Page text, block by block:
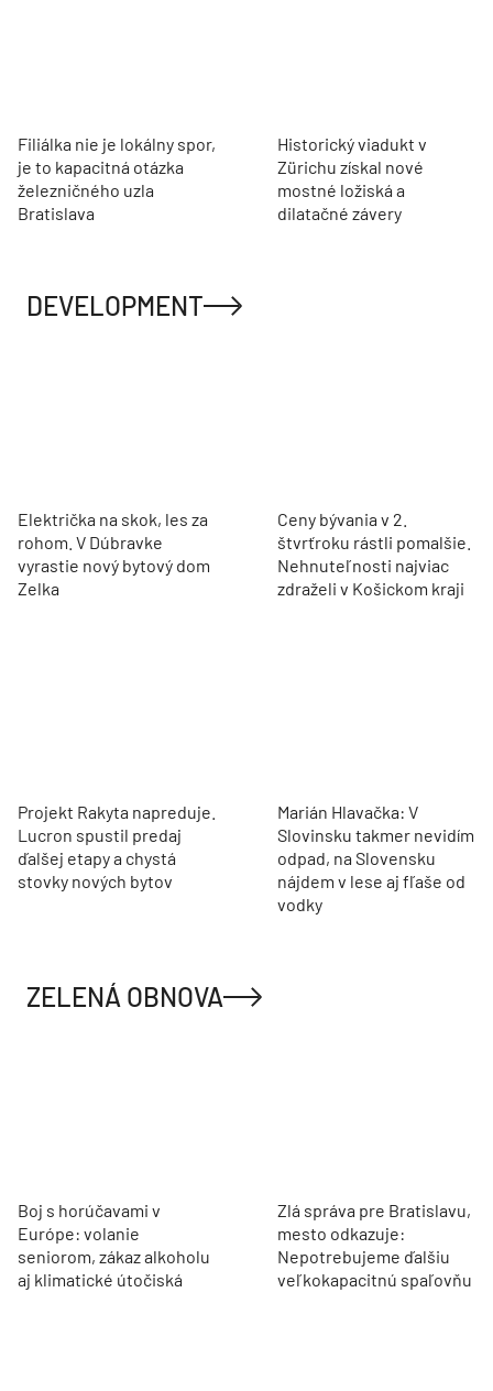
Filiálka nie je lokálny spor,
je to kapacitná otázka
železničného uzla
Bratislava
Historický viadukt v
Zürichu získal nové
mostné ložiská a
dilatačné závery
DEVELOPMENT
Električka na skok, les za
rohom. V Dúbravke
vyrastie nový bytový dom
Zelka
Ceny bývania v 2.
štvrťroku rástli pomalšie.
Nehnuteľnosti najviac
zdraželi v Košickom kraji
Projekt Rakyta napreduje.
Lucron spustil predaj
ďalšej etapy a chystá
stovky nových bytov
Marián Hlavačka: V
Slovinsku takmer nevidím
odpad, na Slovensku
nájdem v lese aj fľaše od
vodky
ZELENÁ OBNOVA
Boj s horúčavami v
Európe: volanie
seniorom, zákaz alkoholu
aj klimatické útočiská
Zlá správa pre Bratislavu,
mesto odkazuje:
Nepotrebujeme ďalšiu
veľkokapacitnú spaľovňu